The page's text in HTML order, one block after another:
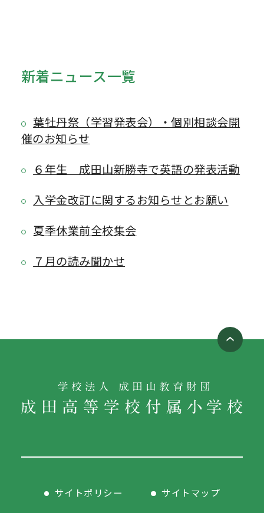
新着ニュース一覧
葉牡丹祭（学習発表会）・個別相談会開
催のお知らせ
６年生 成田山新勝寺で英語の発表活動
入学金改訂に関するお知らせとお願い
夏季休業前全校集会
７月の読み聞かせ
サイトポリシー サイトマップ